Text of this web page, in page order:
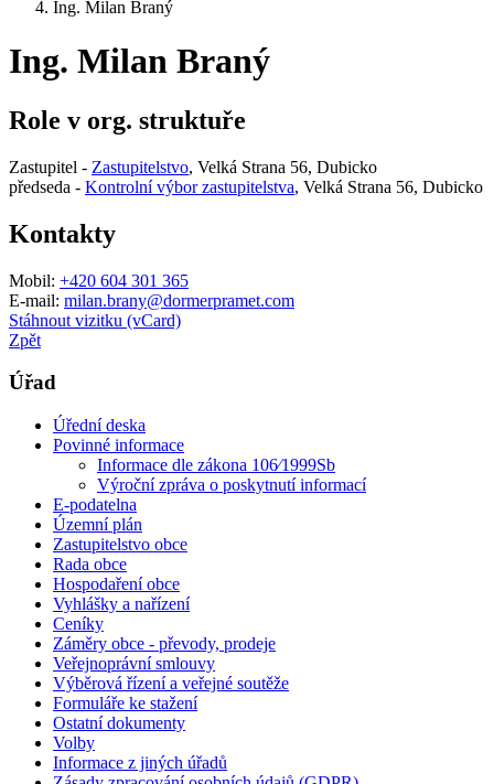
Ing. Milan Braný
Ing. Milan Braný
Role v org. struktuře
Zastupitel - Zastupitelstvo, Velká Strana 56, Dubicko
předseda - Kontrolní výbor zastupitelstva, Velká Strana 56, Dubicko
Kontakty
Mobil: +420 604 301 365
E-mail: milan.brany@dormerpramet.com
Stáhnout vizitku (vCard)
Zpět
Úřad
Úřední deska
Povinné informace
Informace dle zákona 106⁄1999Sb
Výroční zpráva o poskytnutí informací
E-podatelna
Územní plán
Zastupitelstvo obce
Rada obce
Hospodaření obce
Vyhlášky a nařízení
Ceníky
Záměry obce - převody, prodeje
Veřejnoprávní smlouvy
Výběrová řízení a veřejné soutěže
Formuláře ke stažení
Ostatní dokumenty
Volby
Informace z jiných úřadů